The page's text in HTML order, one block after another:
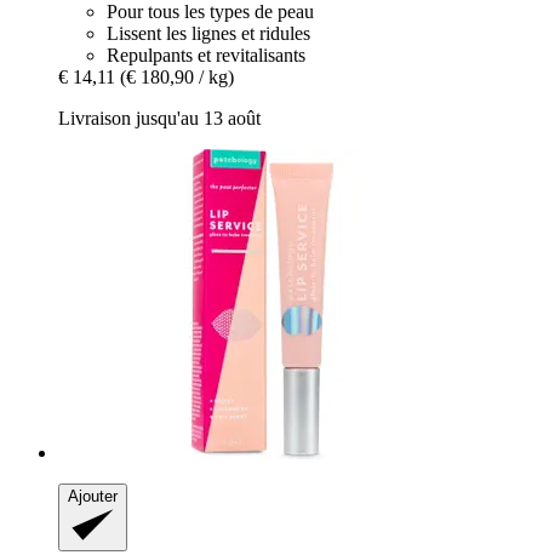
Pour tous les types de peau
Lissent les lignes et ridules
Repulpants et revitalisants
€ 14,11 (€ 180,90 / kg)
Livraison jusqu'au 13 août
Ajouter